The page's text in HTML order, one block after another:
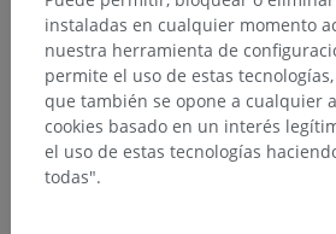
DESCARGAR LA APLICACIÓN
instaladas en cualquier momento
nuestra herramienta de
permite el uso de estas
que también se opone a cualquier
cookies basado en un interés
el uso de estas tecnologías
todas".